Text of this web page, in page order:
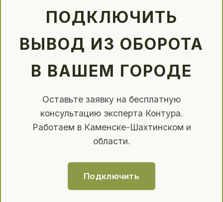
ПОДКЛЮЧИТЬ
ВЫВОД ИЗ ОБОРОТА
В ВАШЕМ ГОРОДЕ
Оставьте заявку на бесплатную
консультацию эксперта Контура.
Работаем в Каменске-Шахтинском и
области.
Подключить